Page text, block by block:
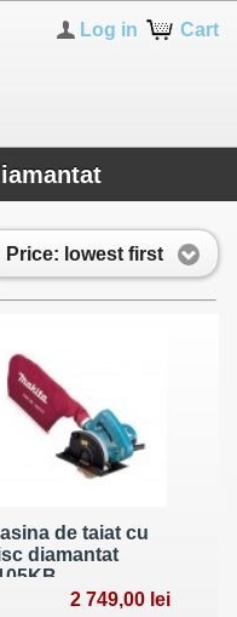
Cart
Log in
Price: lowest first
de taiat cu
diamantat
2 749,00 lei